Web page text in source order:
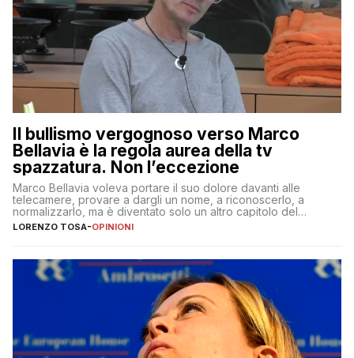
Il bullismo vergognoso verso Marco
Bellavia è la regola aurea della tv
spazzatura. Non l’eccezione
Marco Bellavia voleva portare il suo dolore davanti alle
telecamere, provare a dargli un nome, a riconoscerlo, a
normalizzarlo, ma è diventato solo un altro capitolo del
copione
LORENZO TOSA-OPINIONI